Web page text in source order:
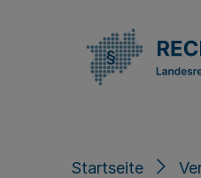
Startseite